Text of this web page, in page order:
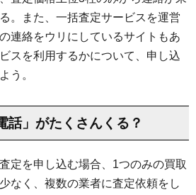
。また、一括査定サービスを運営
連絡をウリにしているサイトもあ
スを利用するかについて、申し込
う。
話」がたくさんくる？
定を申し込む場合、1つのみの買取
なく、複数の業者に査定依頼をし